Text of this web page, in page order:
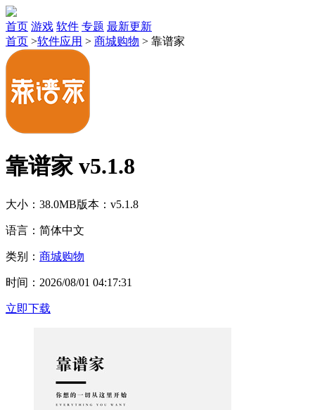
首页 游戏 软件 专题 最新更新
首页 >软件应用 > 商城购物 > 靠谱家
靠谱家 v5.1.8
大小：38.0MB版本：v5.1.8
语言：简体中文
类别： 商城购物
时间：2026/08/01 04:17:31
立即下载